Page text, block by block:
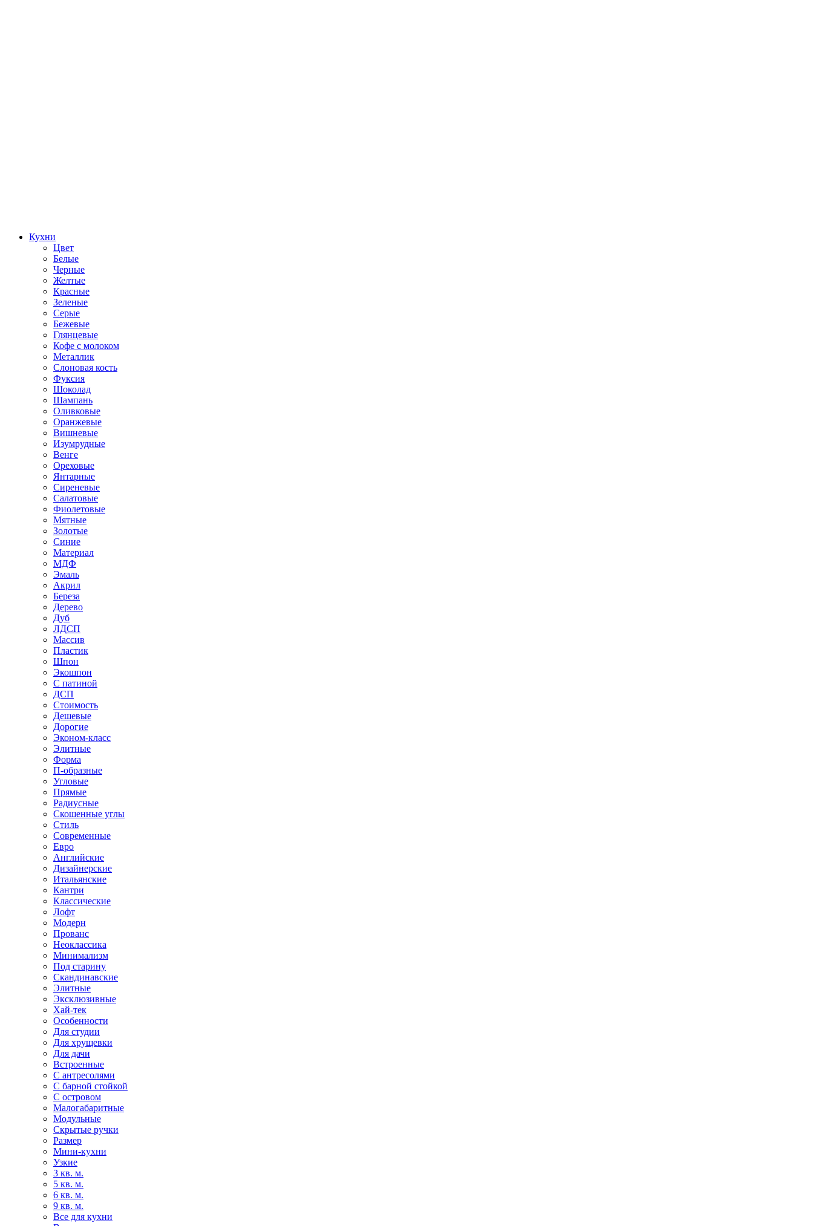
Кухни
Цвет
Белые
Черные
Желтые
Красные
Зеленые
Серые
Бежевые
Глянцевые
Кофе с молоком
Металлик
Слоновая кость
Фуксия
Шоколад
Шампань
Оливковые
Оранжевые
Вишневые
Изумрудные
Венге
Ореховые
Янтарные
Сиреневые
Салатовые
Фиолетовые
Мятные
Золотые
Синие
Материал
МДФ
Эмаль
Акрил
Береза
Дерево
Дуб
ЛДСП
Массив
Пластик
Шпон
Экошпон
С патиной
ДСП
Стоимость
Дешевые
Дорогие
Эконом-класс
Элитные
Форма
П-образные
Угловые
Прямые
Радиусные
Скошенные углы
Стиль
Современные
Евро
Английские
Дизайнерские
Итальянские
Кантри
Классические
Лофт
Модерн
Прованс
Неоклассика
Минимализм
Под старину
Скандинавские
Элитные
Эксклюзивные
Хай-тек
Особенности
Для студии
Для хрущевки
Для дачи
Встроенные
С антресолями
С барной стойкой
С островом
Малогабаритные
Модульные
Скрытые ручки
Размер
Мини-кухни
Узкие
3 кв. м.
5 кв. м.
6 кв. м.
9 кв. м.
Все для кухни